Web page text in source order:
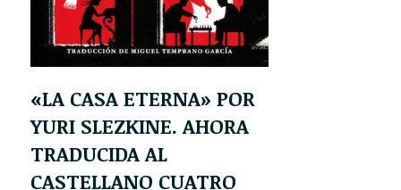
«LA CASA ETERNA» POR
YURI SLEZKINE. AHORA
TRADUCIDA AL
CASTELLANO CUATRO